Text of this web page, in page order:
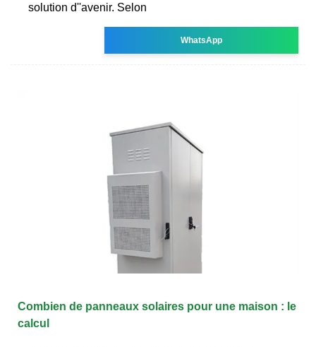
solution d''avenir. Selon
WhatsApp
Combien de panneaux solaires pour une maison : le
calcul